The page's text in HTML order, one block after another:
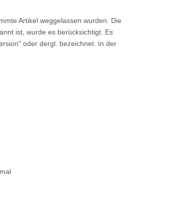
Artikel weggelassen wurden. Die
ist, wurde es berücksichtigt. Es
oder dergl. bezeichnet. In der